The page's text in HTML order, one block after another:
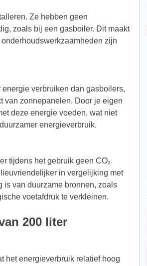
Ze hebben geen
zoals bij een gasboiler. Dit maakt
zijn
verbruiken dan gasboilers,
van zonnepanelen. Door je eigen
deze energie voeden, wat niet
energieverbruik.
tijdens het gebruik geen CO₂
in vergelijking met
is van duurzame bronnen, zoals
voetafdruk te verkleinen.
200 liter
het energieverbruik relatief hoog